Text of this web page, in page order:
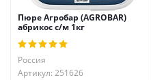
Пюре Агробар (AGROBAR)
абрикос с/м 1кг
Россия
Артикул: 251626